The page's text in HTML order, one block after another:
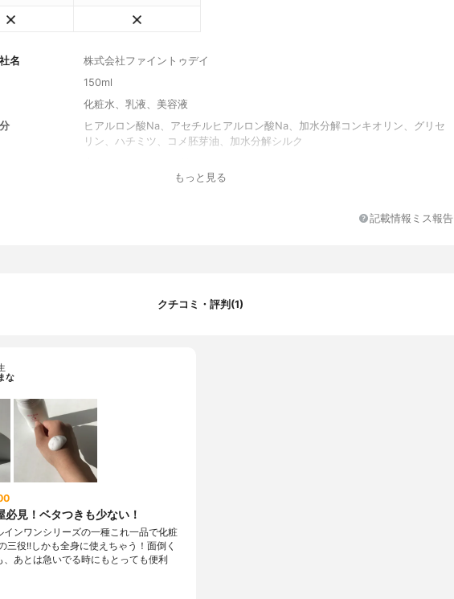
名
株式会社ファイントゥデイ
150ml
化粧水、乳液、美容液
ヒアルロン酸Na、アセチルヒアルロン酸Na、加水分解コンキオリン、グリセ
リン、ハチミツ、コメ胚芽油、加水分解シルク
ＰＧ－１４／７ジメチルエーテル、ラウリルベタイン、ハチミツ、ヒアルロン
ａ、ココイルグルタミン酸Ｋ、クエン酸、エタノール、ソルビン酸Ｋ、トコフ
もっと見る
記載情報ミス報告
クチコミ・評判(1)
な
必見！ベタつきも少ない！
インワンシリーズの一種これ一品で化粧
三役!!しかも全身に使えちゃう！面倒く
、あとは急いでる時にもとっても便利